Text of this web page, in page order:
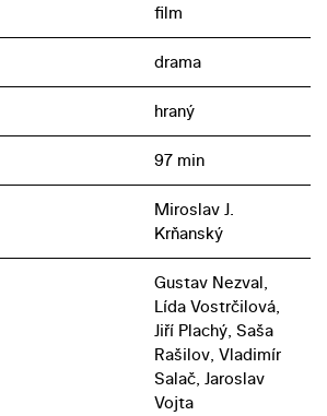
film
drama
hraný
97 min
Miroslav J.
Krňanský
Gustav Nezval,
Lída Vostrčilová,
Jiří Plachý, Saša
Rašilov, Vladimír
Salač, Jaroslav
Vojta